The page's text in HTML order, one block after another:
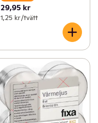
29,95 kr
1,25 kr /tvätt